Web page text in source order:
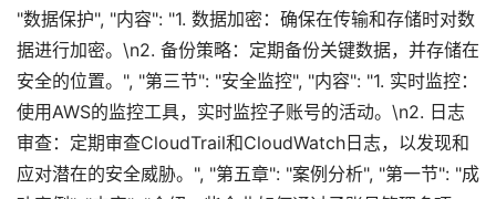
"数据保护", "内容": "1. 数据加密：确保在传输和存储时对数
据进行加密。\n2. 备份策略：定期备份关键数据，并存储在
安全的位置。", "第三节": "安全监控", "内容": "1. 实时监控：
使用AWS的监控工具，实时监控子账号的活动。\n2. 日志
审查：定期审查CloudTrail和CloudWatch日志，以发现和
应对潜在的安全威胁。", "第五章": "案例分析", "第一节": "成